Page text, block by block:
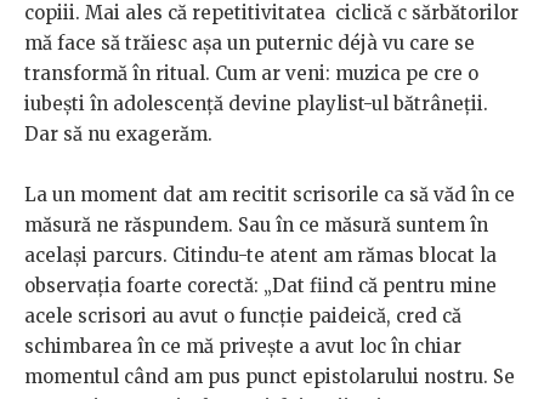
copiii. Mai ales că repetitivitatea ciclică c sărbătorilor
mă face să trăiesc așa un puternic déjà vu care se
transformă în ritual. Cum ar veni: muzica pe cre o
iubești în adolescență devine playlist-ul bătrâneții.
Dar să nu exagerăm.
La un moment dat am recitit scrisorile ca să văd în ce
măsură ne răspundem. Sau în ce măsură suntem în
același parcurs. Citindu-te atent am rămas blocat la
observația foarte corectă: „Dat fiind că pentru mine
acele scrisori au avut o funcție paideică, cred că
schimbarea în ce mă privește a avut loc în chiar
momentul când am pus punct epistolarului nostru. Se